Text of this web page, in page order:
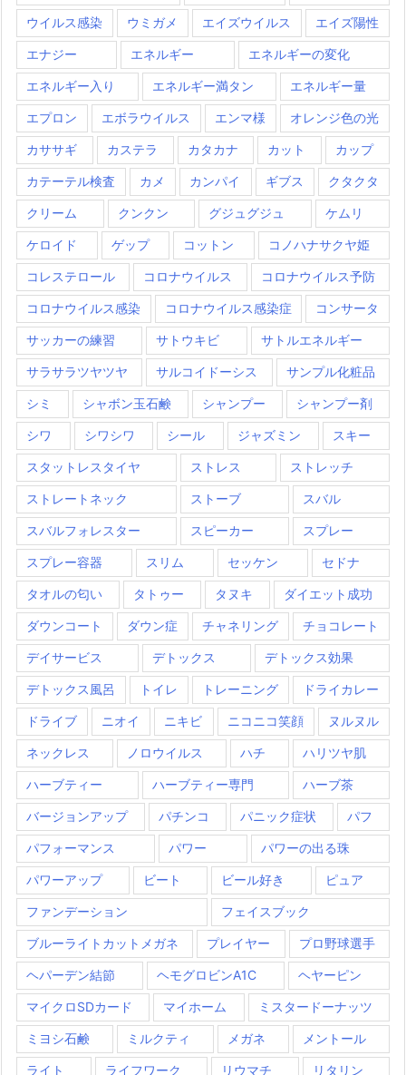
ウイルス感染 ウミガメ エイズウイルス エイズ陽性
エナジー エネルギー エネルギーの変化
エネルギー入り エネルギー満タン エネルギー量
エプロン エボラウイルス エンマ様 オレンジ色の光
カササギ カステラ カタカナ カット カップ
カテーテル検査 カメ カンパイ ギブス クタクタ
クリーム クンクン グジュグジュ ケムリ
ケロイド ゲップ コットン コノハナサクヤ姫
コレステロール コロナウイルス コロナウイルス予防
コロナウイルス感染 コロナウイルス感染症 コンサータ
サッカーの練習 サトウキビ サトルエネルギー
サラサラツヤツヤ サルコイドーシス サンプル化粧品
シミ シャボン玉石鹸 シャンプー シャンプー剤
シワ シワシワ シール ジャズミン スキー
スタットレスタイヤ ストレス ストレッチ
ストレートネック ストーブ スバル
スバルフォレスター スピーカー スプレー
スプレー容器 スリム セッケン セドナ
タオルの匂い タトゥー タヌキ ダイエット成功
ダウンコート ダウン症 チャネリング チョコレート
デイサービス デトックス デトックス効果
デトックス風呂 トイレ トレーニング ドライカレー
ドライブ ニオイ ニキビ ニコニコ笑顔 ヌルヌル
ネックレス ノロウイルス ハチ ハリツヤ肌
ハーブティー ハーブティー専門 ハーブ茶
バージョンアップ パチンコ パニック症状 パフ
パフォーマンス パワー パワーの出る珠
パワーアップ ビート ビール好き ピュア
ファンデーション フェイスブック
ブルーライトカットメガネ プレイヤー プロ野球選手
ヘパーデン結節 ヘモグロビンA1C ヘヤーピン
マイクロSDカード マイホーム ミスタードーナッツ
ミヨシ石鹸 ミルクティ メガネ メントール
ライト ライフワーク リウマチ リタリン